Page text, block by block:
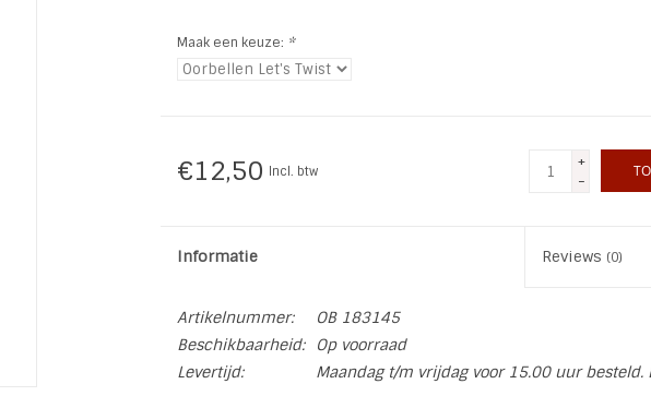
Maak een keuze: *
€12,50 Incl. btw
+
-
Informatie Reviews (0)
Artikelnummer:
OB 183145
Beschikbaarheid:
Op voorraad
Levertijd:
Maandag t/m vrijdag voor 15.00 uur